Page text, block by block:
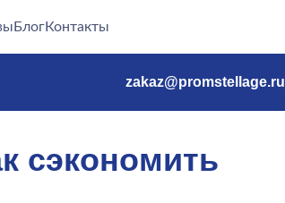
БлогКонтакты
zakaz@promstellage.ru
сэкономить